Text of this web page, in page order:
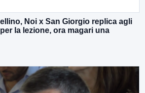
Noi x San Giorgio replica agli
la lezione, ora magari una